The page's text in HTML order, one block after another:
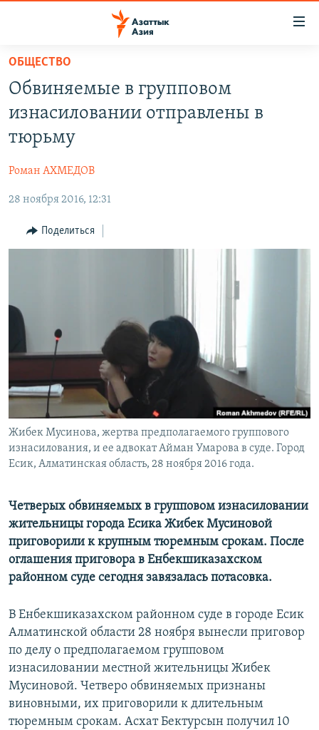
Вернуться
основному
содержанию
главной
Вернутся
поиску
ЦЕНТРАЛЬНАЯ АЗИЯ
ТАДЖИКИСТАН
КЫРГЫЗЧА
ЎЗБЕКЧА
ПОДПИШИТЕСЬ НА НАС В СОЦСЕТЯХ
ОБЩЕСТВО
Обвиняемые в групповом
изнасиловании отправлены в
тюрьму
Роман АХМЕДОВ
28 ноября 2016, 12:31
Поделиться
Жибек Мусинова, жертва предполагаемого группового
изнасилования, и ее адвокат Айман Умарова в суде. Город
Есик, Алматинская область, 28 ноября 2016 года.
Четверых обвиняемых в групповом изнасиловании
жительницы города Есика Жибек Мусиновой
приговорили к крупным тюремным срокам. После
оглашения приговора в Енбекшиказахском
районном суде сегодня завязалась потасовка.
В Енбекшиказахском районном суде в городе Есик
Алматинской области 28 ноября вынесли приговор
по делу о предполагаемом групповом
изнасиловании местной жительницы Жибек
Мусиновой. Четверо обвиняемых признаны
виновными, их приговорили к длительным
тюремным срокам. Асхат Бектурсын получил 10